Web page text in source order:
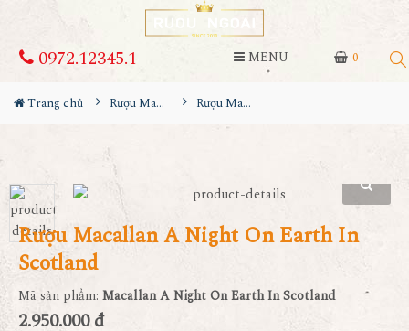
0
0972.12345.1 MENU
Trang chủ Rượu Macallan Rượu Macallan A Night On Earth In Scotland
Rượu Macallan A Night On Earth In
Scotland
Mã sản phẩm: Macallan A Night On Earth In Scotland
2.950.000 đ